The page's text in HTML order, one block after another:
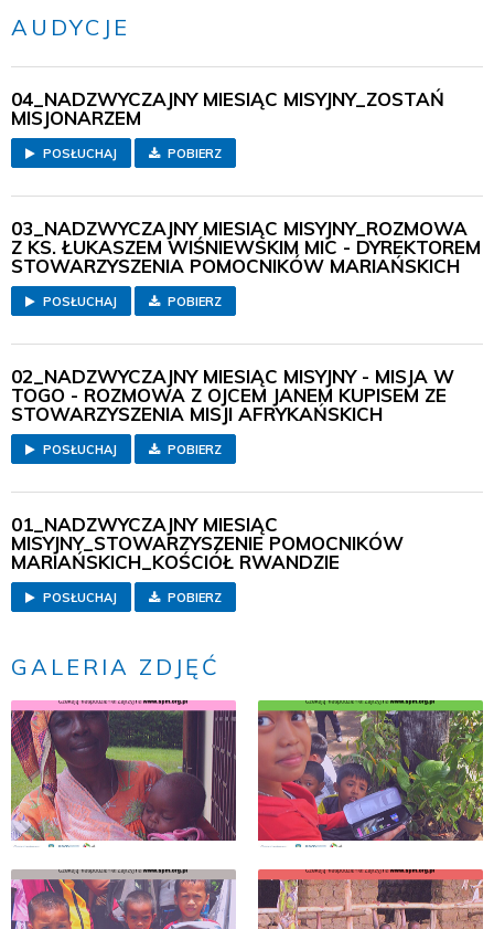
AUDYCJE
04_NADZWYCZAJNY MIESIĄC MISYJNY_ZOSTAŃ
MISJONARZEM
POSŁUCHAJ POBIERZ
03_NADZWYCZAJNY MIESIĄC MISYJNY_ROZMOWA
Z KS. ŁUKASZEM WIŚNIEWSKIM MIC - DYREKTOREM
STOWARZYSZENIA POMOCNIKÓW MARIAŃSKICH
POSŁUCHAJ POBIERZ
02_NADZWYCZAJNY MIESIĄC MISYJNY - MISJA W
TOGO - ROZMOWA Z OJCEM JANEM KUPISEM ZE
STOWARZYSZENIA MISJI AFRYKAŃSKICH
POSŁUCHAJ POBIERZ
01_NADZWYCZAJNY MIESIĄC
MISYJNY_STOWARZYSZENIE POMOCNIKÓW
MARIAŃSKICH_KOŚCIÓŁ RWANDZIE
POSŁUCHAJ POBIERZ
GALERIA ZDJĘĆ